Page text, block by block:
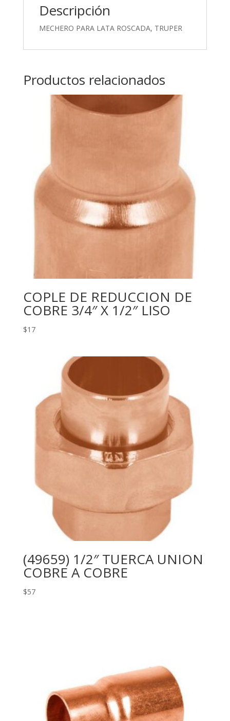
Descripción
MECHERO PARA LATA ROSCADA, TRUPER
Productos relacionados
COPLE DE REDUCCION DE
COBRE 3/4″ X 1/2″ LISO
$17
(49659) 1/2″ TUERCA UNION
COBRE A COBRE
$57